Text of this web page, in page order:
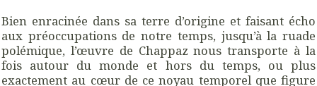
Bien enracinée dans sa terre d’origine et faisant écho
aux préoccupations de notre temps, jusqu’à la ruade
polémique, l’œuvre de Chappaz nous transporte à la
fois autour du monde et hors du temps, ou plus
exactement au cœur de ce noyau temporel que figure